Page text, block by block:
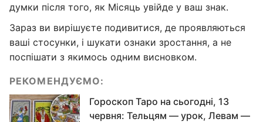
думки після того, як Місяць увійде у ваш знак.
Зараз ви вирішуєте подивитися, де проявляються
ваші стосунки, і шукати ознаки зростання, а не
поспішати з якимось одним висновком.
РЕКОМЕНДУЄМО:
Гороскоп Таро на сьогодні, 13
червня: Тельцям — урок, Левам —